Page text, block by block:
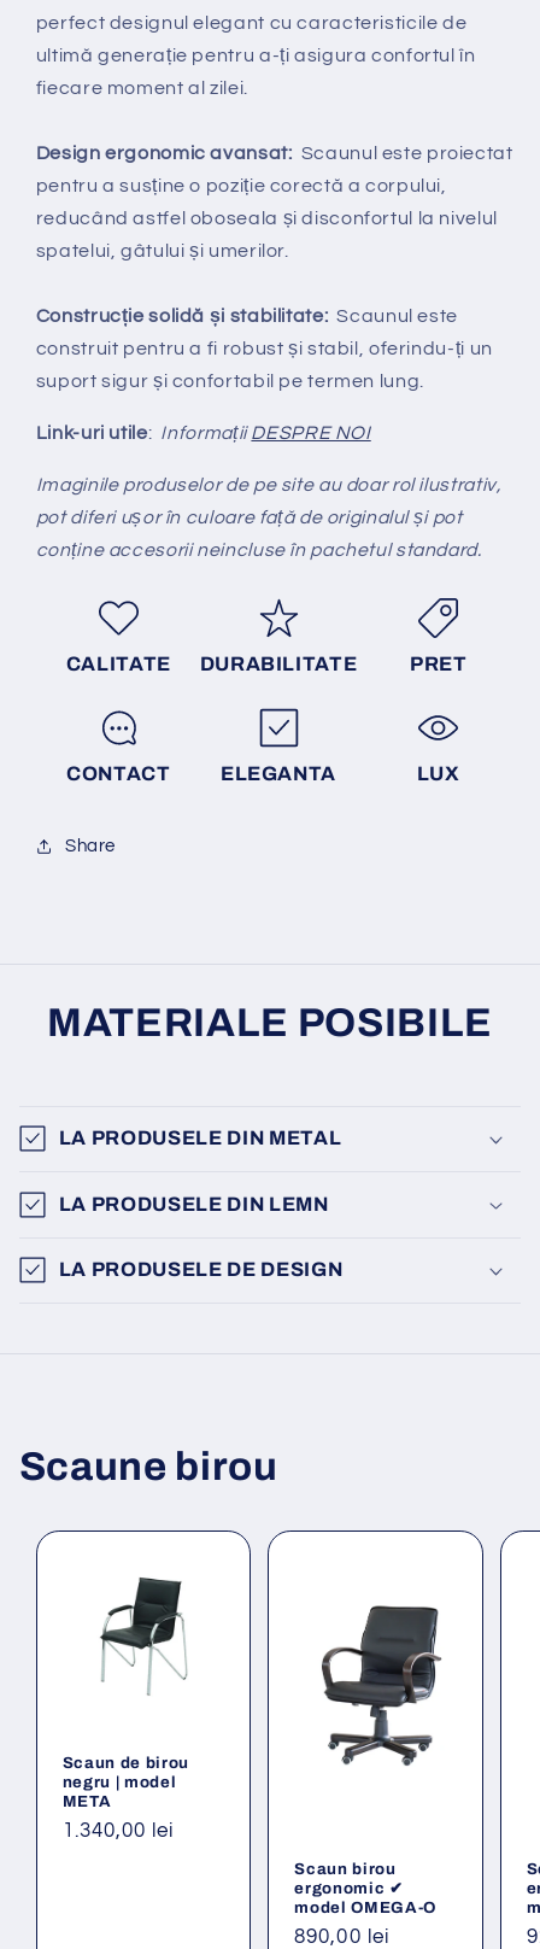
perfect designul elegant cu caracteristicile de
ultimă generație pentru a-ți asigura confortul în
fiecare moment al zilei.
Design ergonomic avansat: Scaunul este proiectat
pentru a susține o poziție corectă a corpului,
reducând astfel oboseala și disconfortul la nivelul
spatelui, gâtului și umerilor.
Construcție solidă și stabilitate:Scaunul este
construit pentru a fi robust și stabil, oferindu-ți un
suport sigur și confortabil pe termen lung.
Link-uri utile: InformațiiDESPRE NOI
Imaginile produselor de pe site au doar rol ilustrativ,
pot diferi ușor în culoare față de originalul și pot
conține accesorii neincluse în pachetul standard.
CALITATE DURABILITATE PRET
CONTACT ELEGANTA LUX
Share
MATERIALE POSIBILE
LA PRODUSELE DIN METAL
LA PRODUSELE DIN LEMN
LA PRODUSELE DE DESIGN
Scaune birou
Scaun de birou
negru | model
META
Preț
1.340,00 lei
Scaun birou
ergonomic ✔
model OMEGA-O
Preț
890,00 lei